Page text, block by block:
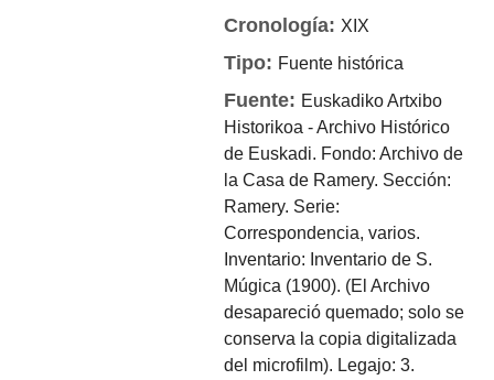
Cronología:XIX
Tipo: Fuente histórica
Fuente: Euskadiko Artxibo
Historikoa - Archivo Histórico
de Euskadi. Fondo: Archivo de
la Casa de Ramery. Sección:
Ramery. Serie:
Correspondencia, varios.
Inventario: Inventario de S.
Múgica (1900). (El Archivo
desapareció quemado; solo se
conserva la copia digitalizada
del microfilm). Legajo: 3.